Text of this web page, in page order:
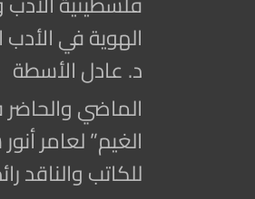
الهوية في
د. عادل الأسطة
الماضي
الغيم” لعامر
للكاتب والناقد